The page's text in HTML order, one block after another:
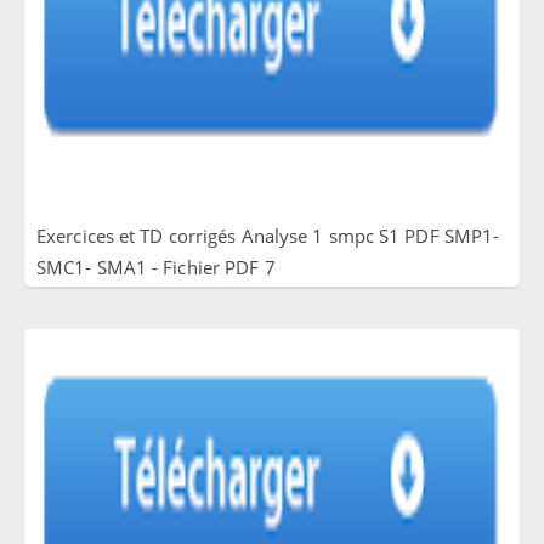
Exercices et TD corrigés Analyse 1 smpc S1 PDF SMP1-
SMC1- SMA1 - Fichier PDF 7